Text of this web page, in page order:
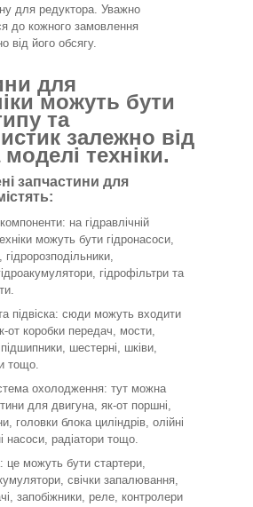
для редуктора. Уважно
до кожного замовлення
від його обсягу.
для
можуть бути
та
залежно від
техніки.
запчастини для
компоненти: на гідравлічній
можуть бути гідронасоси,
гідророзподільники,
гідрофільтри та
підвіска: сюди можуть входити
от коробки передач, мости,
шестерні, шківи,
тощо.
охолодження: тут можна
для двигуна, як-от поршні,
головки блока циліндрів, олійні
насоси, радіатори тощо.
це можуть бути стартери,
свічки запалювання,
запобіжники, реле, контролери